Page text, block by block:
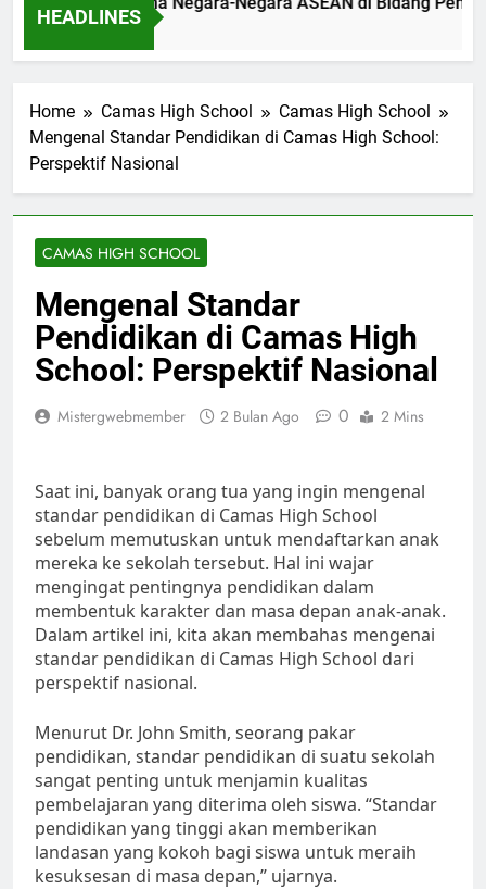
HEADLINES
Home Camas High School
Camas High School
Mengenal Standar Pendidikan di Camas High School:
Perspektif Nasional
CAMAS HIGH SCHOOL
Mengenal Standar
Pendidikan di Camas High
School: Perspektif Nasional
Mistergwebmember 2 Bulan Ago 0 2 Mins
Saat ini, banyak orang tua yang ingin mengenal
standar pendidikan di Camas High School
sebelum memutuskan untuk mendaftarkan anak
mereka ke sekolah tersebut. Hal ini wajar
mengingat pentingnya pendidikan dalam
membentuk karakter dan masa depan anak-anak.
Dalam artikel ini, kita akan membahas mengenai
standar pendidikan di Camas High School dari
perspektif nasional.
Menurut Dr. John Smith, seorang pakar
pendidikan, standar pendidikan di suatu sekolah
sangat penting untuk menjamin kualitas
pembelajaran yang diterima oleh siswa. “Standar
pendidikan yang tinggi akan memberikan
landasan yang kokoh bagi siswa untuk meraih
kesuksesan di masa depan,” ujarnya.